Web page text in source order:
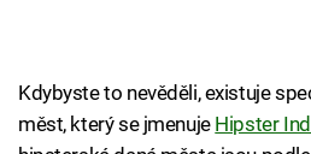
Kdybyste to nevěděli, existuje
měst, který se jmenuje Hipster